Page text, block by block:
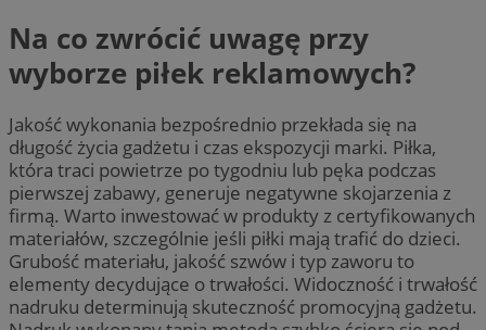
Na co zwrócić uwagę przy
wyborze piłek reklamowych?
Jakość wykonania bezpośrednio przekłada się na
długość życia gadżetu i czas ekspozycji marki. Piłka,
która traci powietrze po tygodniu lub pęka podczas
pierwszej zabawy, generuje negatywne skojarzenia z
firmą. Warto inwestować w produkty z certyfikowanych
materiałów, szczególnie jeśli piłki mają trafić do dzieci.
Grubość materiału, jakość szwów i typ zaworu to
elementy decydujące o trwałości. Widoczność i trwałość
nadruku determinują skuteczność promocyjną gadżetu.